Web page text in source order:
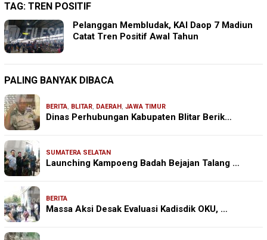
TAG: TREN POSITIF
Pelanggan Membludak, KAI Daop 7 Madiun
Catat Tren Positif Awal Tahun
PALING BANYAK DIBACA
BERITA, BLITAR, DAERAH , JAWA TIMUR
Dinas Perhubungan Kabupaten Blitar Berik…
SUMATERA SELATAN
Launching Kampoeng Badah Bejajan Talang …
BERITA
Massa Aksi Desak Evaluasi Kadisdik OKU, …